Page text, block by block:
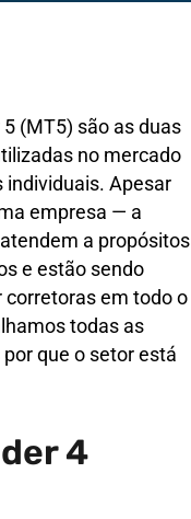
(MT5) são as duas
no mercado
individuais. Apesar
empresa — a
a propósitos
e estão sendo
em todo o
todas as
que o setor está
4